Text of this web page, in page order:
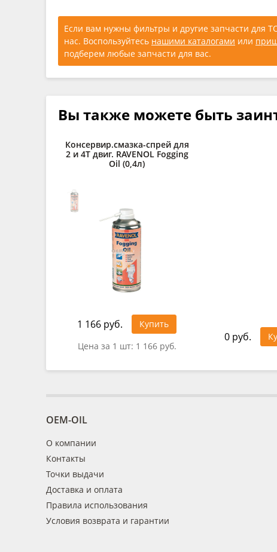
Если вам нужны фильтры и другие запчасти для
нас. Воспользуйтесь нашими каталогами или
подберем любые запчасти для вас.
Вы также можете быть
Консервир.смазка-спрей для
2 и 4Т двиг. RAVENOL Fogging
Oil (0,4л)
1 166 руб.
Купить
Цена за 1 шт: 1 166 руб.
0 руб.
OEM-OIL
О компании
Контакты
Точки выдачи
Доставка и оплата
Правила использования
Условия возврата и гарантии